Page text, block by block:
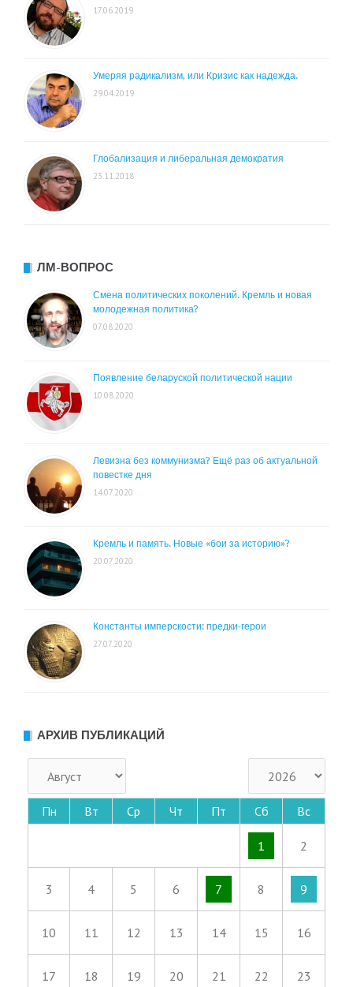
17.06.2019
Умеряя радикализм, или Кризис как надежда.
29.04.2019
Глобализация и либеральная демократия
23.11.2018
ЛМ-ВОПРОС
Смена политических поколений. Кремль и новая
молодежная политика?
07.08.2020
Появление беларуской политической нации
10.08.2020
Левизна без коммунизма? Ещё раз об актуальной
повестке дня
14.07.2020
Кремль и память. Новые «бои за историю»?
20.07.2020
Константы имперскости: предки-герои
27.07.2020
АРХИВ ПУБЛИКАЦИЙ
Пн Вт Ср Чт Пт Сб Вс
1 2
3 4 5 6 7 8 9
10 11 12 13 14 15 16
17 18 19 20 21 22 23